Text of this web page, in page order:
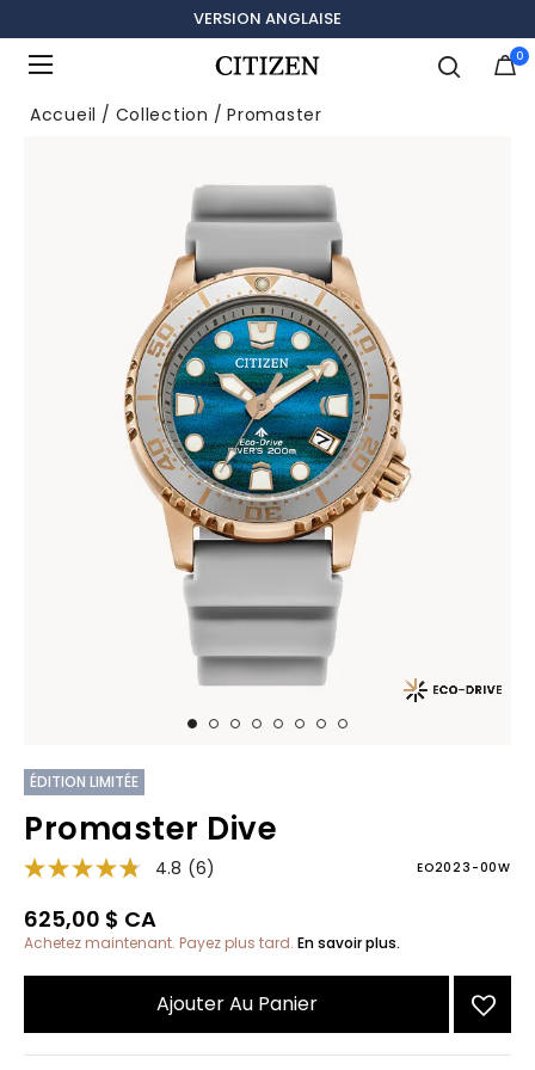
VERSION ANGLAISE
0
Accueil Collection Promaster
ÉDITION LIMITÉE
Promaster Dive
4.8 (6) EO2023-00W
625,00 $ CA
Achetez maintenant. Payez plus tard. En savoir plus.
Ajouter Au Panier